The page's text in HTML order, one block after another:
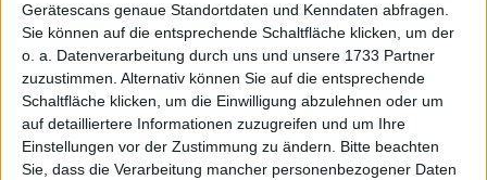
Gerätescans genaue Standortdaten und Kenndaten abfragen.
Sie können auf die entsprechende Schaltfläche klicken, um der
o. a. Datenverarbeitung durch uns und unsere 1733 Partner
zuzustimmen. Alternativ können Sie auf die entsprechende
Schaltfläche klicken, um die Einwilligung abzulehnen oder um
auf detailliertere Informationen zuzugreifen und um Ihre
Einstellungen vor der Zustimmung zu ändern.
Bitte beachten
Sie, dass die Verarbeitung mancher personenbezogener Daten
BUY SELL
Advanced Profile